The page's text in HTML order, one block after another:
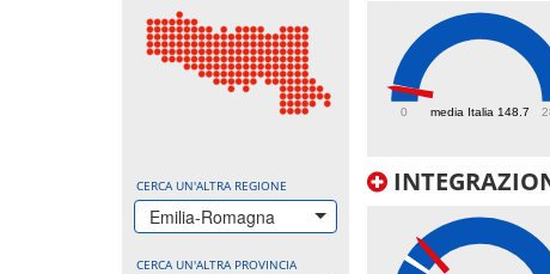
CERCA UN'ALTRA REGIONE
Emilia-Romagna
CERCA UN'ALTRA PROVINCIA
media Italia 148.7
0